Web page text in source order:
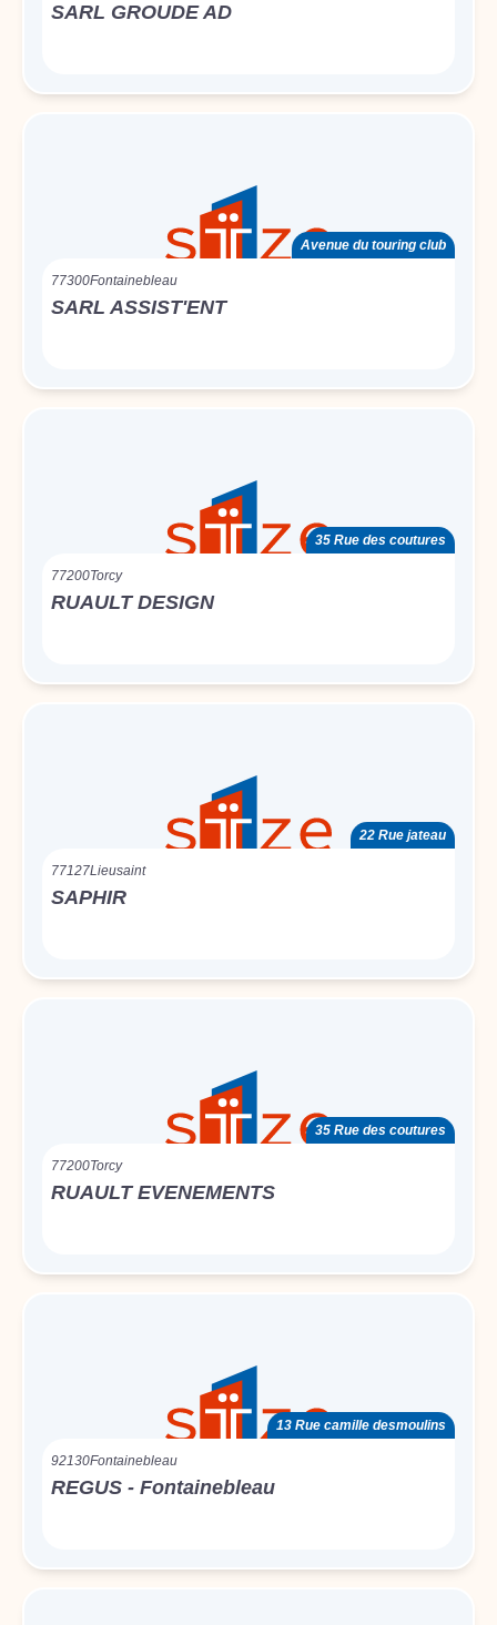
SARL GROUDE AD
Avenue du touring club
77300Fontainebleau
SARL ASSIST'ENT
35 Rue des coutures
77200Torcy
RUAULT DESIGN
22 Rue jateau
77127Lieusaint
SAPHIR
35 Rue des coutures
77200Torcy
RUAULT EVENEMENTS
13 Rue camille desmoulins
92130Fontainebleau
REGUS - Fontainebleau